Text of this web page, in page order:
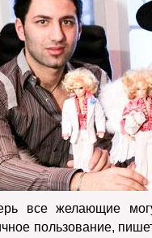
все желающие
пользование,